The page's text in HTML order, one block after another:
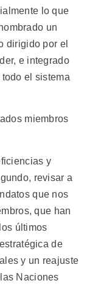
lo que
un
dirigido por el
e integrado
el sistema
miembros
y
revisar a
que nos
que han
últimos
de
y un reajuste
Naciones